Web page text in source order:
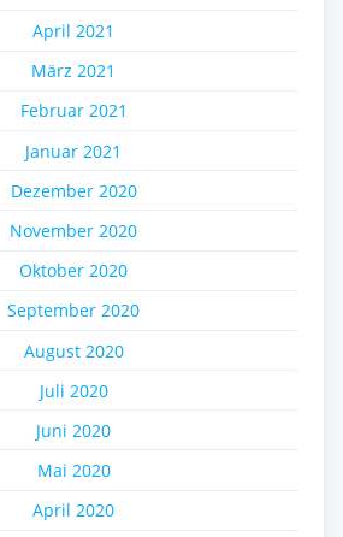
April 2021
März 2021
Februar 2021
Januar 2021
Dezember 2020
November 2020
Oktober 2020
September 2020
August 2020
Juli 2020
Juni 2020
Mai 2020
April 2020